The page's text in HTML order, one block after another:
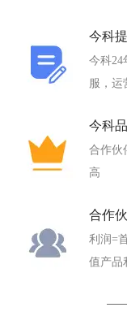
今科
今科24
服，运
今科
合作伙
高
合作
利润=
值产品